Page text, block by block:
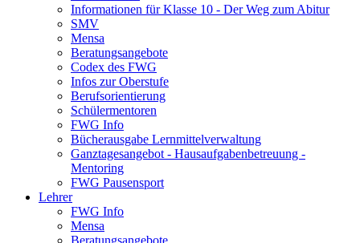
Informationen für Klasse 10 - Der Weg zum Abitur
SMV
Mensa
Beratungsangebote
Codex des FWG
Infos zur Oberstufe
Berufsorientierung
Schülermentoren
FWG Info
Bücherausgabe Lernmittelverwaltung
Ganztagesangebot - Hausaufgabenbetreuung -
Mentoring
FWG Pausensport
Lehrer
FWG Info
Mensa
Beratungsangebote